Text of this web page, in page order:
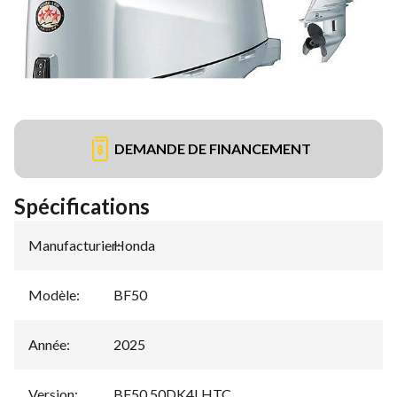
DEMANDE DE FINANCEMENT
Spécifications
Manufacturier:
Honda
Modèle: BF50
Année: 2025